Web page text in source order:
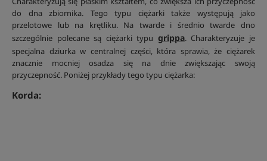
do dna zbiornika. Tego typu ciężarki także występują jako
przelotowe lub na krętliku. Na twarde i średnio twarde dno
szczególnie polecane są ciężarki typu grippa. Charakteryzuje je
specjalna dziurka w centralnej części, która sprawia, że ciężarek
znacznie mocniej osadza się na dnie zwiększając swoją
przyczepność. Poniżej przykłady tego typu ciężarka:
Korda: